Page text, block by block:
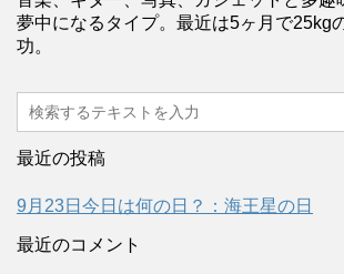
夢中になるタイプ。最近は5ヶ月で25kg
功。
最近の投稿
9月23日今日は何の日？：海王星の日
最近のコメント